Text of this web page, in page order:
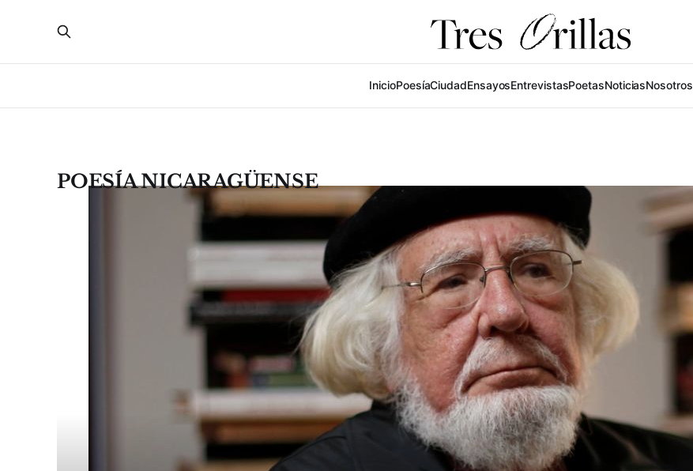
InicioPoesíaCiudadEnsayosEntrevistasPoetasNoticiasNosotros
POESÍA NICARAGÜENSE